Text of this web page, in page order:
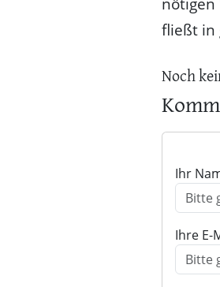
fließt in
Noch
Ihr
Ihre E-